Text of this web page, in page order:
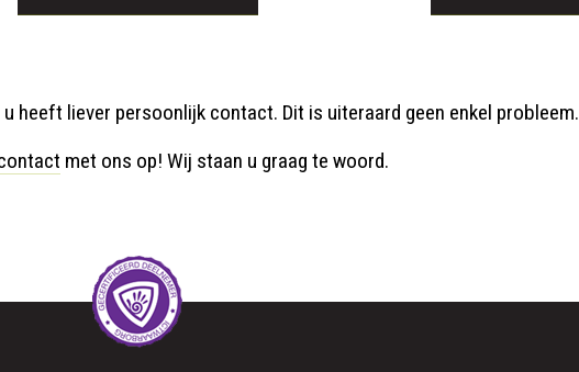
heeft liever persoonlijk contact. Dit is uiteraard geen enkel probleem.
met ons op! Wij staan u graag te woord.